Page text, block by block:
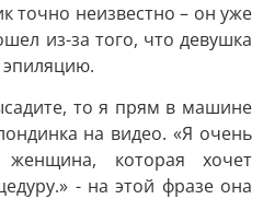
точно неизвестно – он уже
из-за того, что девушка
то я прям в машине
на видео. «Я очень
которая хочет
- на этой фразе она